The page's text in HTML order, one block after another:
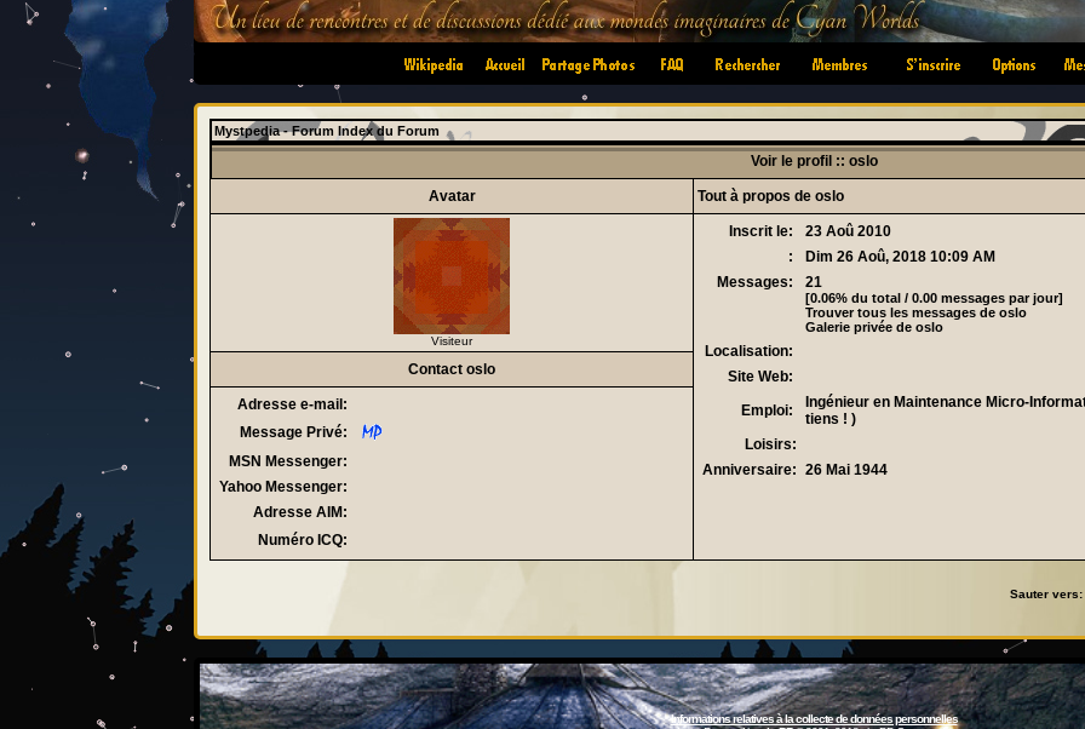
•
Mystpedia - Forum Index du Forum
Voir le profil :: oslo
Avatar Tout à propos de oslo
Visiteur
Inscrit le:
23 Aoû 2010
:
Dim 26 Aoû, 2018 10:09 AM
Messages:
21
[0.06% du total / 0.00 messages par jour]
Trouver tous les messages de oslo
Galerie privée de oslo
Localisation:
Site Web:
Emploi:
Ingénieur en Maintenance Micro-
tiens ! )
Loisirs:
Anniversaire: 26 Mai 1944
Contact oslo
Adresse e-mail:
Message Privé:
MSN Messenger:
Yahoo Messenger:
Adresse AIM:
Numéro ICQ:
Sauter vers:
Informations relatives à la collecte de données personnelles